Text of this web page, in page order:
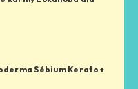
Sébium Kerato+